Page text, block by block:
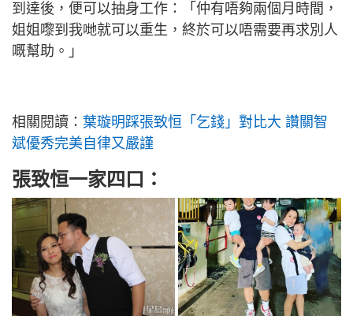
到達後，便可以抽身工作：「仲有唔夠兩個月時間，
姐姐嚟到我哋就可以重生，終於可以唔需要再求別人
嘅幫助。」
相關閱讀： 葉璇明踩張致恒「乞錢」對比大 讚關智
斌優秀完美自律又嚴謹
張致恒一家四口：